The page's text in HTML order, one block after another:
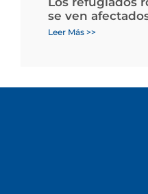
se ven
Leer Más >>